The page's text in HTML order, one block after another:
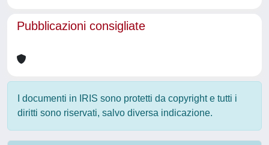
Pubblicazioni consigliate
I documenti in IRIS sono protetti da copyright e tutti i
diritti sono riservati, salvo diversa indicazione.